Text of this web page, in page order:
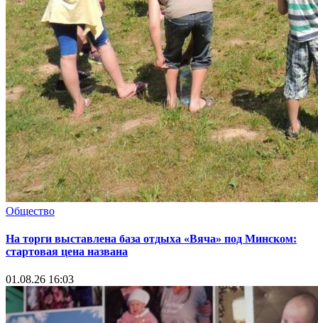
Общество
На торги выставлена база отдыха «Вяча» под Минском:
стартовая цена названа
01.08.26 16:03